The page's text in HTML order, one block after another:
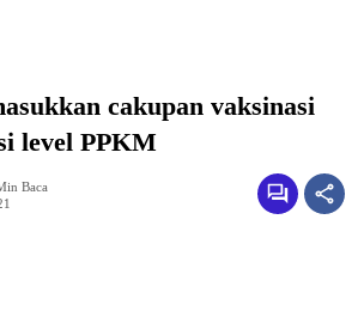
cakupan vaksinasi
level PPKM
Baca